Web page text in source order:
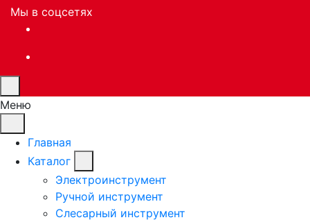
Мы в соцсетях
Меню
Главная
Каталог
Электроинструмент
Ручной инструмент
Слесарный инструмент